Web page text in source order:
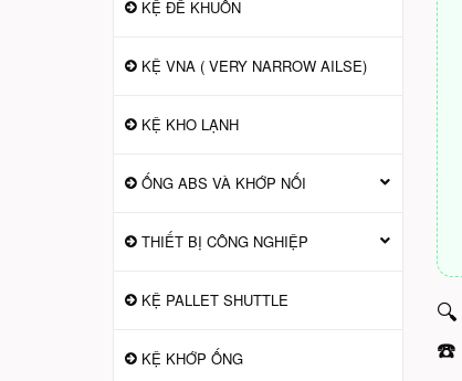
🔍
☎️
KỆ ĐỂ KHUÔN
KỆ VNA ( VERY NARROW AILSE)
KỆ KHO LẠNH
ỐNG ABS VÀ KHỚP NỐI
THIẾT BỊ CÔNG NGHIỆP
KỆ PALLET SHUTTLE
KỆ KHỚP ỐNG